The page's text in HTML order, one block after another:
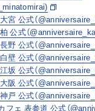
宮 公式（
公式（
野 公式（
壁 公式（
坂 公式（
阪 公式（
戸 公式（
フェ 表参道 公式（